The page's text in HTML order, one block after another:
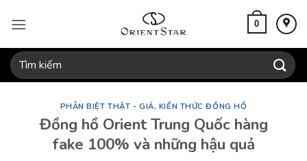
qua
dung
0
Tìm
kiếm:
PHÂN BIỆT THẬT - GIẢ, KIẾN THỨC ĐỒNG HỒ
Đồng hồ Orient Trung Quốc hàng
fake 100% và những hậu quả